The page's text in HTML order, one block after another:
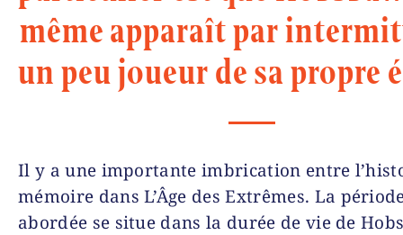
même apparaît par
un peu joueur de sa propre
Il y a une importante imbrication entre
mémoire dansL’Âge des Extrêmes. La
abordée se situe dans la durée de vie de